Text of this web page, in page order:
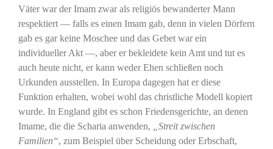
Väter war der Imam zwar als religiös bewanderter Mann
respektiert — falls es einen Imam gab, denn in vielen Dörfern
gab es gar keine Moschee und das Gebet war ein
individueller Akt —, aber er bekleidete kein Amt und tut es
auch heute nicht, er kann weder Ehen schließen noch
Urkunden ausstellen. In Europa dagegen hat er diese
Funktion erhalten, wobei wohl das christliche Modell kopiert
wurde. In England gibt es schon Friedensgerichte, an denen
Imame, die die Scharia anwenden,
„Streit zwischen
Familien“, zum Beispiel über Scheidung oder Erbschaft,